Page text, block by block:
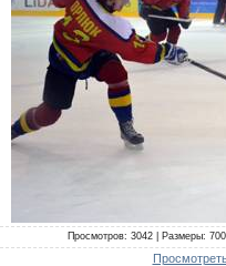
Просмотров: 3042 | Размеры: